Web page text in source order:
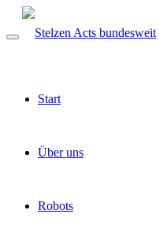
Start
Über uns
Robots